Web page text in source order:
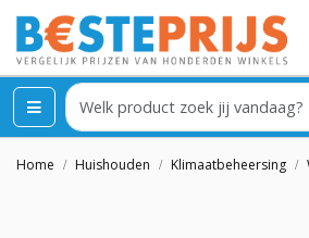
Home Huishouden Klimaatbeheersing